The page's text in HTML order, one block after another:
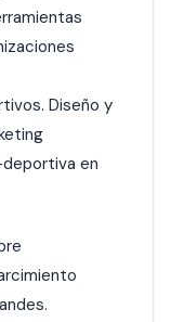
Diseño y
en